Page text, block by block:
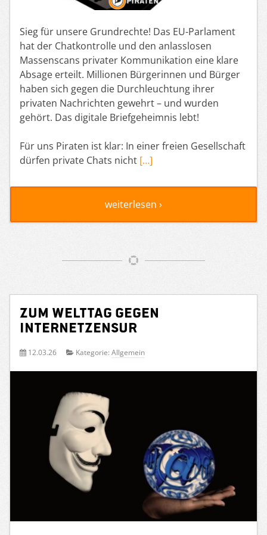
Sieg für unsere Grundrechte! Das EU-Parlament
hat der Chatkontrolle und den anlasslosen
Massenscans privater Kommunikation eine klare
Absage erteilt. Millionen Bürgerinnen und Bürger
haben sich gegen die Durchleuchtung ihrer
privaten Nachrichten gewehrt – und wurden
gehört. Das digitale Briefgeheimnis lebt!
Für uns Piraten ist klar: In einer freien Gesellschaft
dürfen private Chats nicht […]
weiterlesen ›
Zum Welttag gegen
Internetzensur
12.03.26 Kategorie: Allgemein